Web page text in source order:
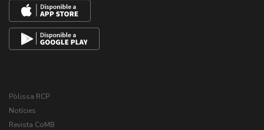
Pòlissa RCP
Notícies
Revista CoMB